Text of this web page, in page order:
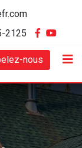
2125
nous